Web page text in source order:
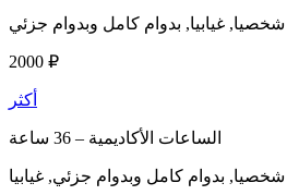
شخصيا, غيابيا, بدوام كامل وبدوام جزئي
2000 ₽
أكثر
الساعات الأكاديمية –
شخصيا, بدوام كامل وبدوام جزئي, غيابيا